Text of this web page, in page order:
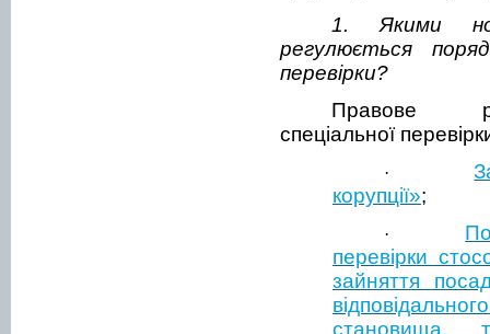
1. Якими
регулюється
перевірки?
Правове
спеціальної
·
корупції»;
·
перевірки
зайняття
становища,